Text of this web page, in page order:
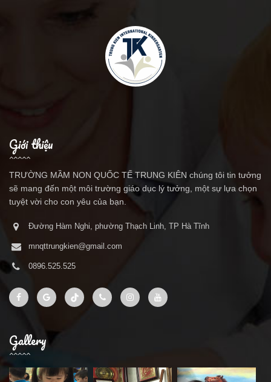
Giới thiệu
TRƯỜNG MẦM NON QUỐC TẾ TRUNG KIÊN chúng tôi tin tưởng
sẽ mang đến một môi trường giáo dục lý tưởng, một sự lựa chọn
tuyệt vời cho con yêu của bạn.
Đường Hàm Nghi, phường Thạch Linh, TP Hà Tĩnh
mnqttrungkien@gmail.com
0896.525.525
Gallery